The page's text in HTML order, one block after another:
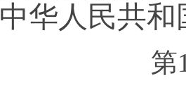
中华人民共
第